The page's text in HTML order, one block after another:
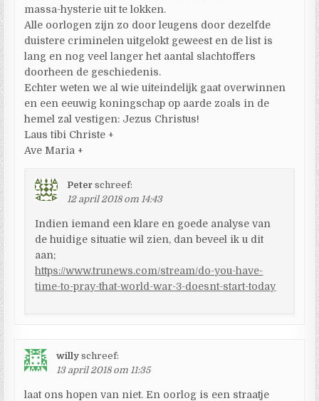
massa-hysterie uit te lokken.
Alle oorlogen zijn zo door leugens door dezelfde
duistere criminelen uitgelokt geweest en de list is
lang en nog veel langer het aantal slachtoffers
doorheen de geschiedenis.
Echter weten we al wie uiteindelijk gaat overwinnen
en een eeuwig koningschap op aarde zoals in de
hemel zal vestigen: Jezus Christus!
Laus tibi Christe +
Ave Maria +
Peter schreef:
12 april 2018 om 14:43
Indien iemand een klare en goede analyse van
de huidige situatie wil zien, dan beveel ik u dit
aan;
https://www.trunews.com/stream/do-you-have-
time-to-pray-that-world-war-3-doesnt-start-today
willy schreef:
13 april 2018 om 11:35
laat ons hopen van niet. En oorlog is een straatje